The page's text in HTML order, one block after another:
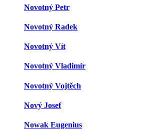
Novotný Petr
Novotný Radek
Novotný Vít
Novotný Vladimír
Novotný Vojtěch
Nový Josef
Nowak Eugenius